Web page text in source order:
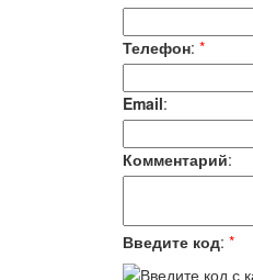
Телефон: *
Email:
Комментарий:
Введите код: *